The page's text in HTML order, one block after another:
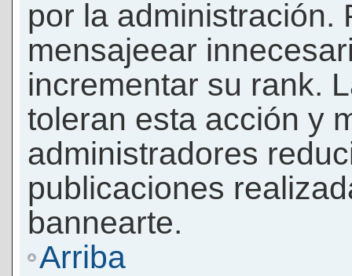
por la administración.
mensajeear
incrementar su rank.
toleran esta acción y
administradores
publicaciones
bannearte.
Arriba